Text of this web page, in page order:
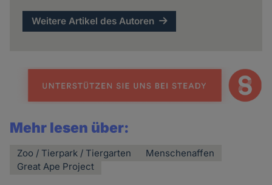
Weitere Artikel des Autoren
Mehr lesen über:
Zoo / Tierpark / Tiergarten
Menschenaffen
Great Ape Project